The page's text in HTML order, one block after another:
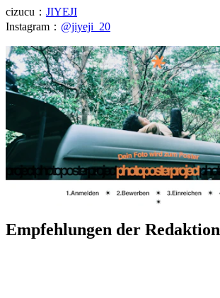
cizucu： JIYEJI
Instagram： @jiyeji_20
Empfehlungen der Redaktion